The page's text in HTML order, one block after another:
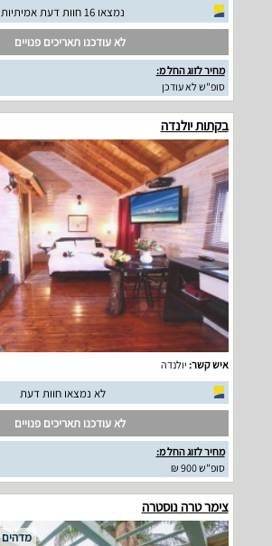
נמצאו 16 חוות דעת אמיתיות
לא עודכנו תאריכים פנויים
מחיר לזוג החל מ:
סופ"ש לא עודכן
בקתות יולנדה
איש קשר: יולנדה
לא נמצאו חוות דעת
לא עודכנו תאריכים פנויים
מחיר לזוג החל מ:
סופ"ש 900 ₪
צימר טרה נוסטרה
מדהים